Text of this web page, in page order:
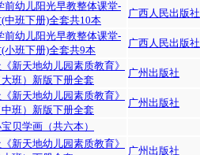
前幼儿阳光早教整体课堂-
中班下册)全套共10本
广西人民出版社
前幼儿阳光早教整体课堂-
小班下册)全套共9本
广西人民出版社
新天地幼儿园素质教育》
班）新版下册全套
广州出版社
新天地幼儿园素质教育》
班）新版下册全套
广州出版社
贝学画（共六本）
新天地幼儿园素质教育》
广州出版社